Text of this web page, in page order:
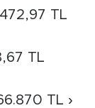
TL
TL
TL ›